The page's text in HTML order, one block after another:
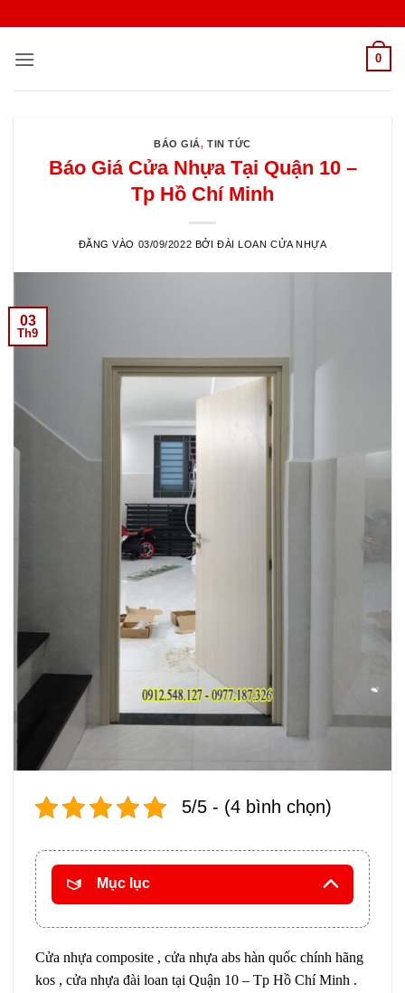
nội
0
BÁO GIÁ,TIN TỨC
Báo Giá Cửa Nhựa Tại Quận 10 –
Tp Hồ Chí Minh
ĐĂNG VÀO 03/09/2022 BỞI ĐÀI LOAN CỬA NHỰA
03
Th9
5/5 - (4 bình chọn)
Mục lục
Cửa nhựa composite , cửa nhựa abs hàn quốc chính hãng
kos , cửa nhựa đài loan tại Quận 10 – Tp Hồ Chí Minh .